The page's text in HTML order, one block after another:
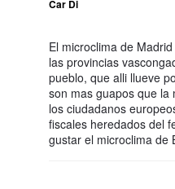
Car Di
El microclima de
las provincias
pueblo, que alli llueve
son mas guapos que la
los ciudadanos
fiscales heredados del
gustar el microclima de